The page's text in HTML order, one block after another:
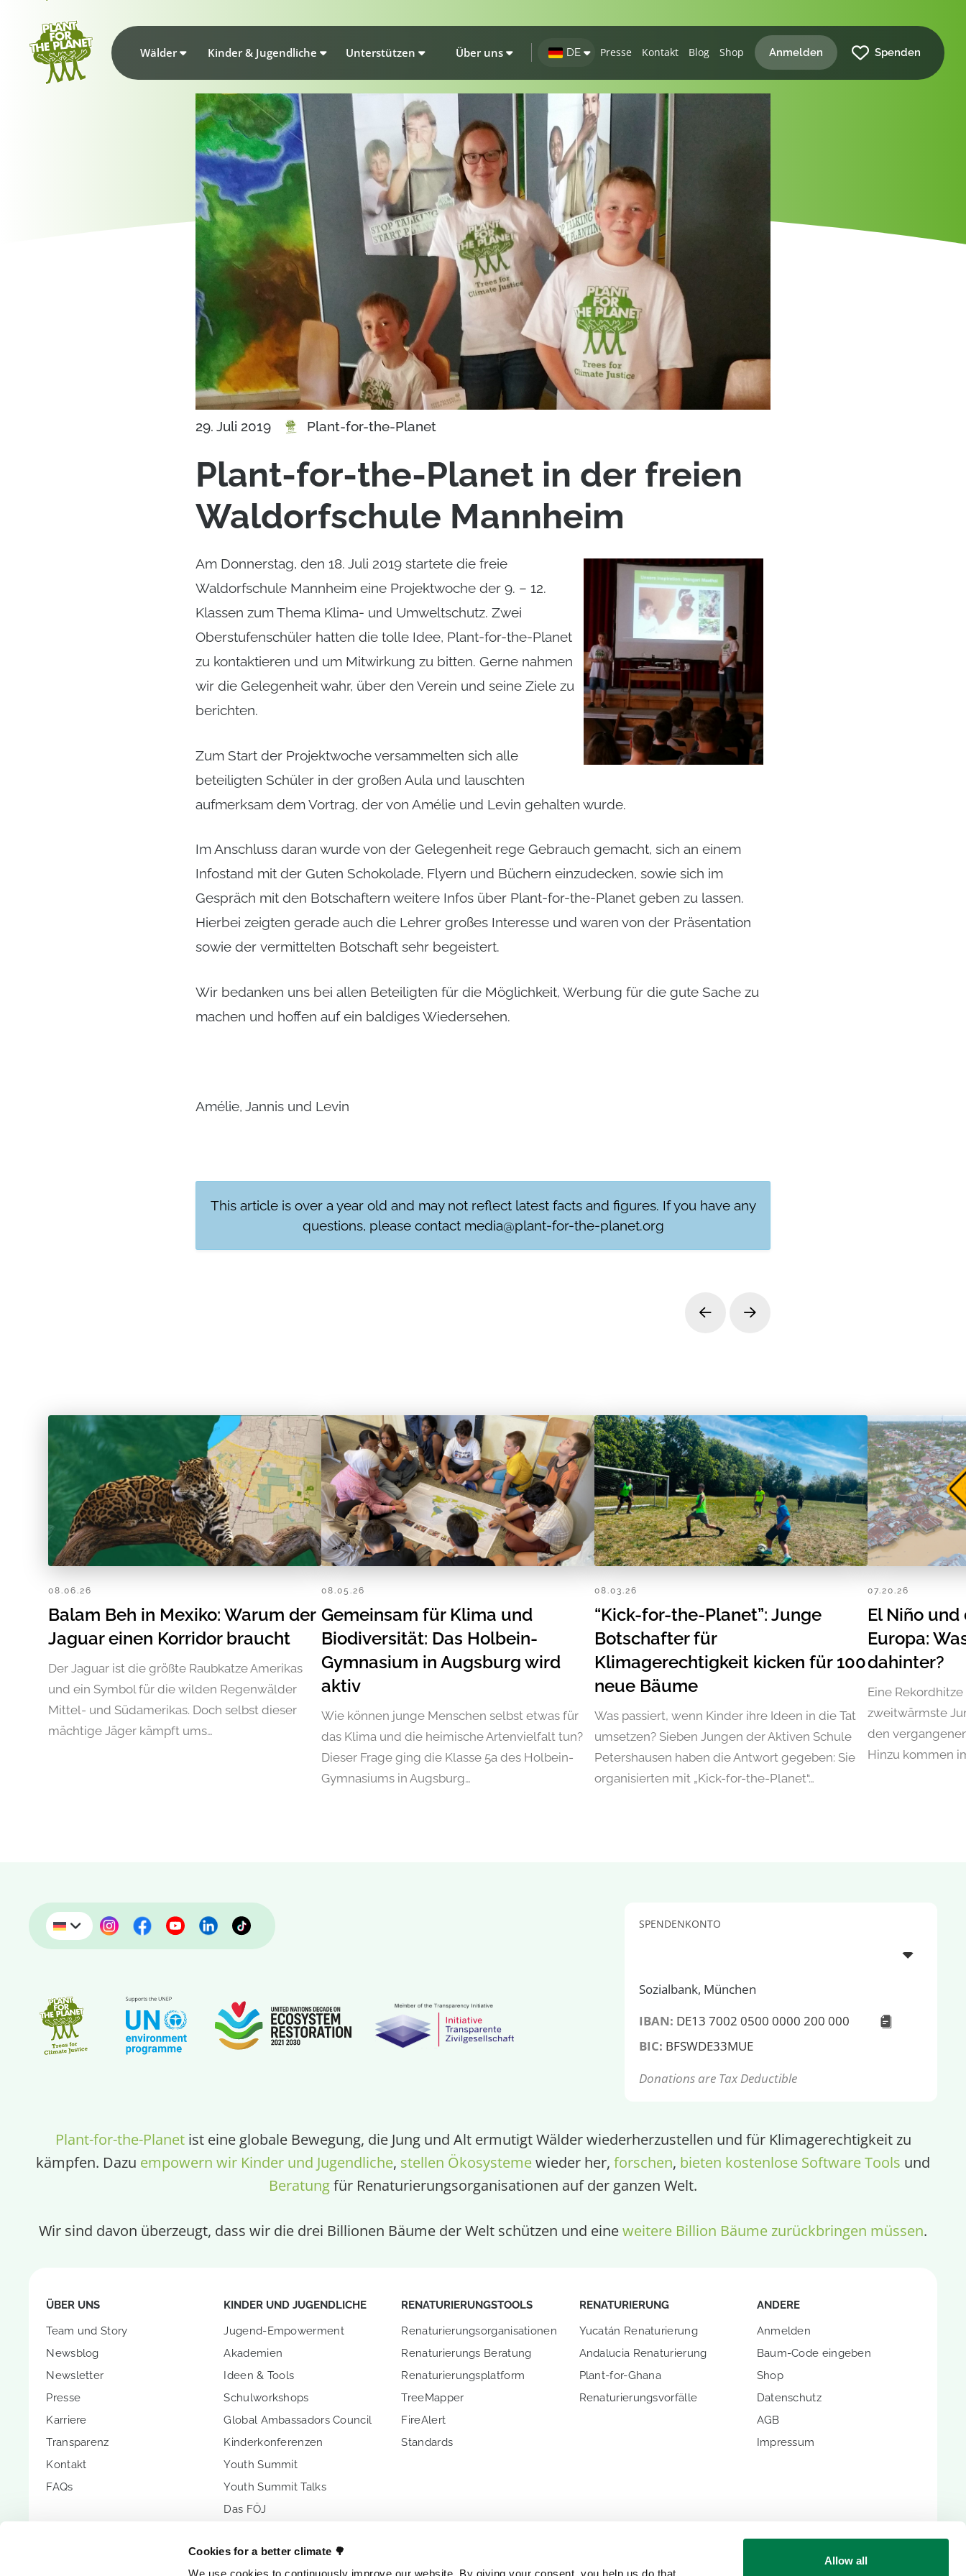
Cookies for a better climate 🌳
Allow all
Wälder Kinder & Jugendliche Unterstützen Über uns DE Presse Kontakt Blog Shop Anmelden Spenden
29. Juli 2019 Plant-for-the-Planet
Plant-for-the-Planet in der freien
Waldorfschule Mannheim
Am Donnerstag, den 18. Juli 2019 startete die freie
Waldorfschule Mannheim eine Projektwoche der 9. – 12.
Klassen zum Thema Klima- und Umweltschutz. Zwei
Oberstufenschüler hatten die tolle Idee, Plant-for-the-Planet
zu kontaktieren und um Mitwirkung zu bitten. Gerne nahmen
wir die Gelegenheit wahr, über den Verein und seine Ziele zu
berichten.
Zum Start der Projektwoche versammelten sich alle
beteiligten Schüler in der großen Aula und lauschten
aufmerksam dem Vortrag, der von Amélie und Levin gehalten wurde.
Im Anschluss daran wurde von der Gelegenheit rege Gebrauch gemacht, sich an einem
Infostand mit der Guten Schokolade, Flyern und Büchern einzudecken, sowie sich im
Gespräch mit den Botschaftern weitere Infos über Plant-for-the-Planet geben zu lassen.
Hierbei zeigten gerade auch die Lehrer großes Interesse und waren von der Präsentation
sowie der vermittelten Botschaft sehr begeistert.
Wir bedanken uns bei allen Beteiligten für die Möglichkeit, Werbung für die gute Sache zu
machen und hoffen auf ein baldiges Wiedersehen.
Amélie, Jannis und Levin
This article is over a year old and may not reflect latest facts and figures. If you have any
questions, please contact media@plant-for-the-planet.org
Prev Next
08.06.26
Balam Beh in Mexiko: Warum der
Jaguar einen Korridor braucht
Der Jaguar ist die größte Raubkatze Amerikas
und ein Symbol für die wilden Regenwälder
Mittel- und Südamerikas. Doch selbst dieser
mächtige Jäger kämpft ums…
08.05.26
Gemeinsam für Klima und
Biodiversität: Das Holbein-
Gymnasium in Augsburg wird
aktiv
Wie können junge Menschen selbst etwas für
das Klima und die heimische Artenvielfalt tun?
Dieser Frage ging die Klasse 5a des Holbein-
Gymnasiums in Augsburg…
08.03.26
“Kick-for-the-Planet”: Junge
Botschafter für
Klimagerechtigkeit kicken für 100
neue Bäume
Was passiert, wenn Kinder ihre Ideen in die Tat
umsetzen? Sieben Jungen der Aktiven Schule
Petershausen haben die Antwort gegeben: Sie
organisierten mit „Kick-for-the-Planet“…
07.20.26
El Niño
Europa:
dahinter?
Eine
zweitwärmste
den
Hinzu kommen
SPENDENKONTO
Sozialbank, München
IBAN: DE13 7002 0500 0000 200 000
BIC: BFSWDE33MUE
Donations are Tax Deductible
Plant-for-the-Planetist eine globale Bewegung, die Jung und Alt ermutigt Wälder wiederherzustellen und für Klimagerechtigkeit zu
kämpfen. Dazu empowern wir Kinder und Jugendliche, stellen Ökosystemewieder her, forschen, bieten kostenlose Software Tools und
Beratungfür Renaturierungsorganisationen auf der ganzen Welt.
Wir sind davon überzeugt, dass wir die drei Billionen Bäume der Welt schützen und eineweitere Billion Bäume zurückbringen müssen.
ÜBER UNS
Team und Story
Newsblog
Newsletter
Presse
Karriere
Transparenz
Kontakt
FAQs
KINDER UND JUGENDLICHE
Jugend-Empowerment
Akademien
Ideen & Tools
Schulworkshops
Global Ambassadors Council
Kinderkonferenzen
Youth Summit
Youth Summit Talks
Das FÖJ
RENATURIERUNGSTOOLS
Renaturierungsorganisationen
Renaturierungs Beratung
Renaturierungsplatform
TreeMapper
FireAlert
Standards
RENATURIERUNG
Yucatán Renaturierung
Andalucia Renaturierung
Plant-for-Ghana
Renaturierungsvorfälle
ANDERE
Anmelden
Baum-Code eingeben
Shop
Datenschutz
AGB
Impressum
Spenden
Billionen Bäume
Brasilien